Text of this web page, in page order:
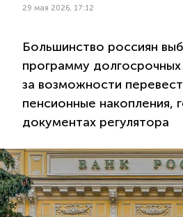
29 мая 2026, 17:12
Большинство россиян
программу
за возможности
пенсионные накопления,
документах регулятора